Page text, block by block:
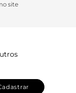
site